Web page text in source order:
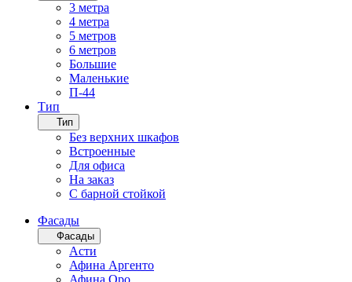
3 метра
4 метра
5 метров
6 метров
Большие
Маленькие
П-44
Тип
Тип
Без верхних шкафов
Встроенные
Для офиса
На заказ
С барной стойкой
Фасады
Фасады
Асти
Афина Аргенто
Афина Оро